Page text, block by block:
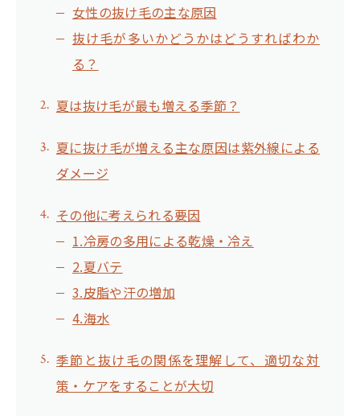
女性の抜け毛の主な原因
抜け毛が多いかどうかはどうすればわか
る？
夏は抜け毛が最も増える季節？
夏に抜け毛が増える主な原因は紫外線による
ダメージ
その他に考えられる要因
1.冷房の多用による乾燥・冷え
2.夏バテ
3.皮脂や汗の増加
4.海水
季節と抜け毛の関係を理解して、適切な対
策・ケアをすることが大切